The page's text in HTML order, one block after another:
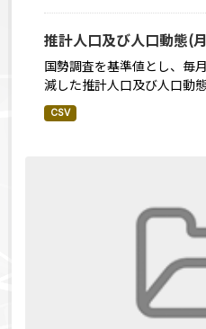
推計人口及び人口動態(月
国勢調査を基準値とし、毎
減した推計人口及び人口動
CSV